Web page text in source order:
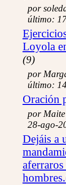
Acerca de...
Mapa
Diálogo: Foros:
tema: «La
-Familia-
nombres para Dios
Zona Café
Buscador simple
por
último:
Loyola
(9)
por
último:
Oración
por
28-ago-
Dejáis a